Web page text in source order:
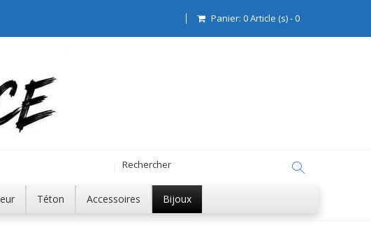
Panier: 0Article (s)-0
Téton Accessoires Bijoux